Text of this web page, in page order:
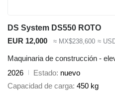
DS System DS550 ROTO
EUR 12,000
≈ MX$238,600 ≈
Maquinaria de construcción -
2026
Estado nuevo
Capacidad de carga 450 kg